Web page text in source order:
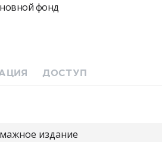
фонд
ДОСТУП
издание